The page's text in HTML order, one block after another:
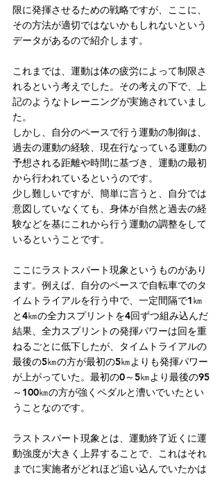
限に発揮させるための戦略ですが、ここに、
その方法が適切ではないかもしれないという
データがあるので紹介します。
これまでは、運動は体の疲労によって制限さ
れるという考えでした。その考えの下で、上
記のようなトレーニングが実施されていまし
た。
しかし、自分のペースで行う運動の制御は、
過去の運動の経験、現在行なっている運動の
予想される距離や時間に基づき、運動の最初
から行われているというのです。
少し難しいですが、簡単に言うと、自分では
意図していなくても、身体が自然と過去の経
験などを基にこれから行う運動の調整をして
いるということです。
ここにラストスパート現象というものがあり
ます。例えば、自分のペースで自転車でのタ
イムトライアルを行う中で、一定間隔で1㎞
と4㎞の全力スプリントを4回ずつ組み込んだ
結果、全力スプリントの発揮パワーは回を重
ねるごとに低下したが、タイムトライアルの
最後の5㎞の方が最初の5㎞よりも発揮パワー
が上がっていた。最初の0～5㎞より最後の95
～100㎞の方が強くペダルと漕いでいたとい
うことなのです。
ラストスパート現象とは、運動終了近くに運
動強度が大きく上昇することで、これはそれ
までに実施者がどれほど追い込んでいたかは